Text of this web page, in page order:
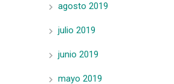
agosto 2019
julio 2019
junio 2019
mayo 2019